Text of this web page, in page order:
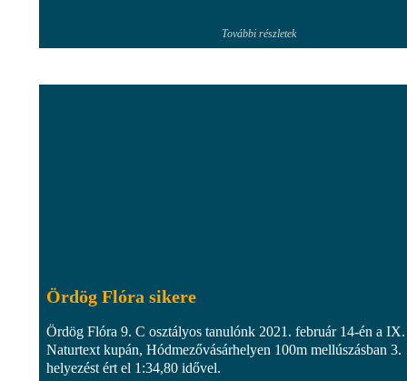
További részletek
Ördög Flóra sikere
Ördög Flóra 9. C osztályos tanulónk 2021. február 14-én a IX.
Naturtext kupán, Hódmezővásárhelyen 100m mellúszásban 3.
helyezést ért el 1:34,80 idővel.